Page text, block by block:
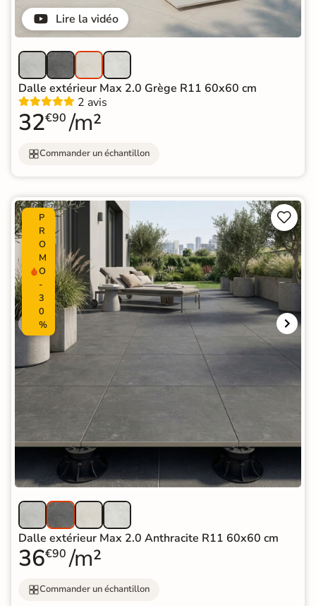
Lire la vidéo
Dalle extérieur Max 2.0 Grège R11 60x60 cm
2 avis
32€90 /m²
Commander un échantillon
P
R
O
M
O
-
3
0
%


Dalle extérieur Max 2.0 Anthracite R11 60x60 cm
36€90 /m²
Commander un échantillon